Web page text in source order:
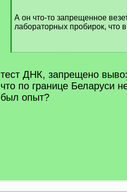
]
А он что-то запрещенное
лабораторных пробирок, что
[
q
]
тест ДНК, запрещено
что по границе Беларуси
был опыт?